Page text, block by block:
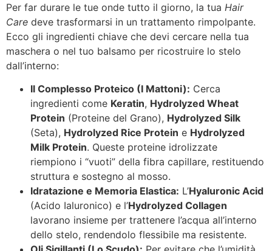
Per far durare le tue onde tutto il giorno, la tua Hair
Care deve trasformarsi in un trattamento rimpolpante.
Ecco gli ingredienti chiave che devi cercare nella tua
maschera o nel tuo balsamo per ricostruire lo stelo
dall’interno:
Il Complesso Proteico (I Mattoni): Cerca
ingredienti come Keratin, Hydrolyzed Wheat
Protein (Proteine del Grano), Hydrolyzed Silk
(Seta), Hydrolyzed Rice Protein e Hydrolyzed
Milk Protein. Queste proteine idrolizzate
riempiono i “vuoti” della fibra capillare, restituendo
struttura e sostegno al mosso.
Idratazione e Memoria Elastica: L’Hyaluronic Acid
(Acido Ialuronico) e l’Hydrolyzed Collagen
lavorano insieme per trattenere l’acqua all’interno
dello stelo, rendendolo flessibile ma resistente.